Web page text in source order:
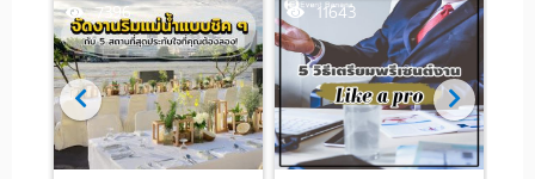
7396 11643